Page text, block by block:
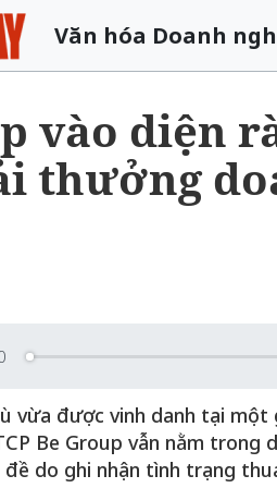
Văn hóa Doanh
vào diện
thưởng
vừa được vinh danh tại
Be Group vẫn nằm trong
đề do ghi nhận tình trạng